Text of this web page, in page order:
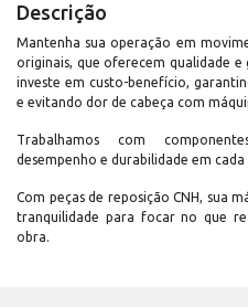
Descrição
Mantenha sua operação em
originais, que oferecem qualidade
investe em custo-benefício,
e evitando dor de cabeça com
Trabalhamos com
desempenho e durabilidade em cada
Com peças de reposição CNH, sua
tranquilidade para focar no que
obra.